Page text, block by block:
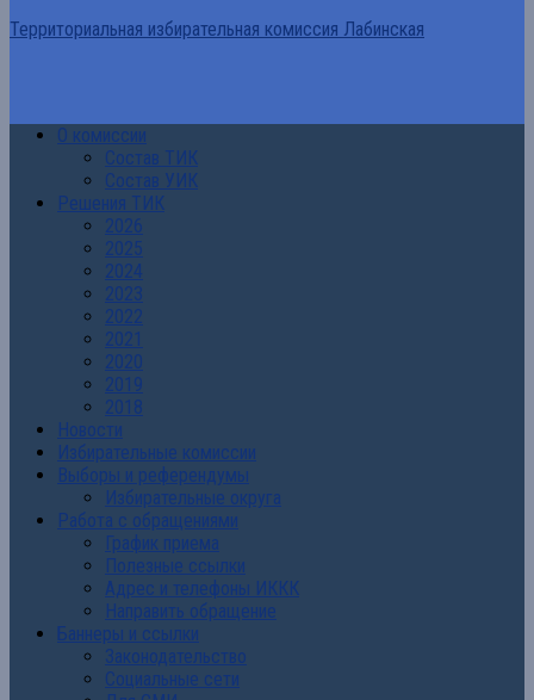
Территориальная избирательная комиссия Лабинская
О комиссии
Состав ТИК
Состав УИК
Решения ТИК
2026
2025
2024
2023
2022
2021
2020
2019
2018
Новости
Избирательные комиссии
Выборы и референдумы
Избирательные округа
Работа с обращениями
График приема
Полезные ссылки
Адрес и телефоны ИККК
Направить обращение
Баннеры и ссылки
Законодательство
Социальные сети